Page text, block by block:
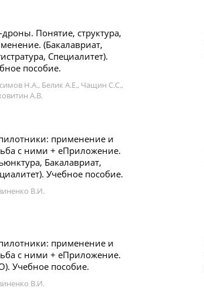
дроны. Понятие, структура,
(Бакалавриат,
Специалитет).
пособие.
Н.А., Белик А.Е., Чащин С.С.,
А.В.
применение и
с ними + еПриложение.
Бакалавриат,
Учебное пособие.
В.И.
применение и
с ними + еПриложение.
Учебное пособие.
В.И.